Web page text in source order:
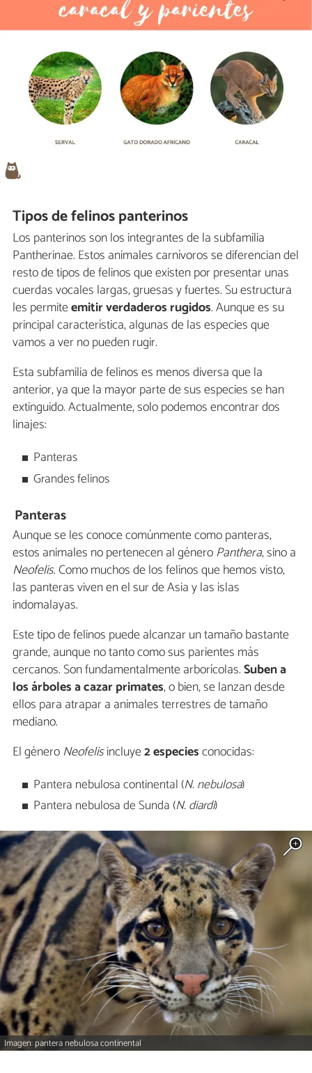
Tipos de felinos panterinos
Los panterinos son los integrantes de la subfamilia
Pantherinae. Estos animales carnívoros se diferencian del
resto de tipos de felinos que existen por presentar unas
cuerdas vocales largas, gruesas y fuertes. Su estructura
les permiteemitir verdaderos rugidos. Aunque es su
principal característica, algunas de las especies que
vamos a ver no pueden rugir.
Esta subfamilia de felinos es menos diversa que la
anterior, ya que la mayor parte de sus especies se han
extinguido. Actualmente, solo podemos encontrar dos
linajes:
Panteras
Grandes felinos
Panteras
Aunque se les conoce comúnmente como panteras,
estos animales no pertenecen al géneroPanthera, sino a
Neofelis. Como muchos de los felinos que hemos visto,
las panteras viven en el sur de Asia y las islas
indomalayas.
Este tipo de felinos puede alcanzar un tamaño bastante
grande, aunque no tanto como sus parientes más
cercanos. Son fundamentalmente arborícolas.Suben a
los árboles a cazar primates, o bien, se lanzan desde
ellos para atrapar a animales terrestres de tamaño
mediano.
El géneroNeofelisincluye2 especiesconocidas:
Pantera nebulosa continental (N. nebulosa)
Pantera nebulosa de Sunda (N. diardi)
Imagen: pantera nebulosa continental